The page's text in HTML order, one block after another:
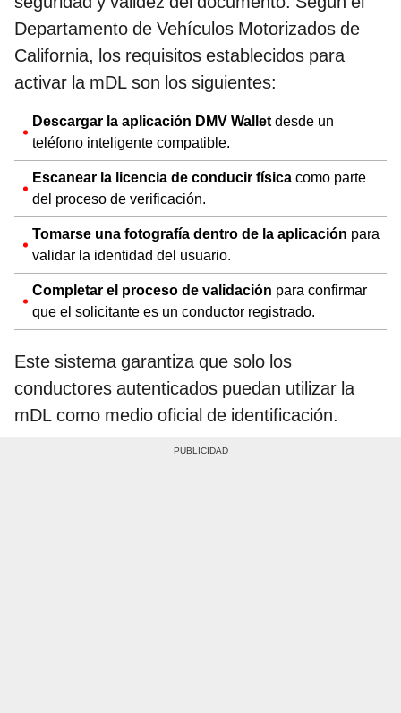
Departamento de Vehículos Motorizados de
California, los requisitos establecidos para
activar la mDL son los siguientes:
Descargar la aplicación DMV Walletdesde un
teléfono inteligente compatible.
Escanear la licencia de conducir física como parte
del proceso de verificación.
Tomarse una fotografía dentro de la aplicación para
validar la identidad del usuario.
Completar el proceso de validación para confirmar
que el solicitante es un conductor registrado.
Este sistema garantiza que solo los
conductores autenticados puedan utilizar la
mDL como medio oficial de identificación.